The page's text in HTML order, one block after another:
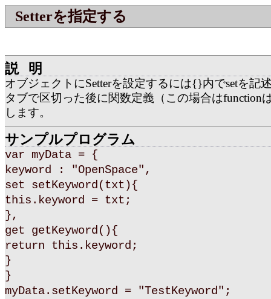
Setterを指定する
説明
オブジェクトにSetterを設定するには{}内でsetを記
タブで区切った後に関数定義（この場合はfunction
します。
サンプルプログラム
var myData = {
keyword : "OpenSpace",
set setKeyword(txt){
this.keyword = txt;
},
get getKeyword(){
return this.keyword;
}
}
myData.setKeyword = "TestKeyword";